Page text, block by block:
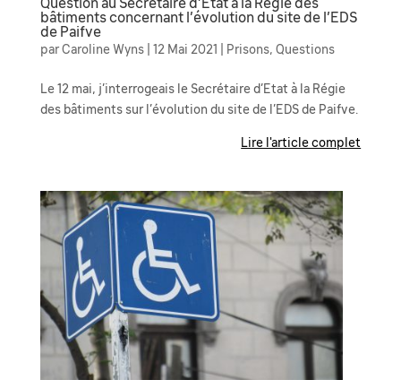
Question au Secrétaire d’Etat à la Régie des
bâtiments concernant l’évolution du site de l’EDS
de Paifve
parCaroline Wyns| 12 Mai 2021 Prisons, Questions
Le 12 mai, j’interrogeais le Secrétaire d’Etat à la Régie
des bâtiments sur l’évolution du site de l’EDS de Paifve.
Lire l'article complet